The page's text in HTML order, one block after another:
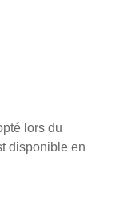
lors du
disponible en